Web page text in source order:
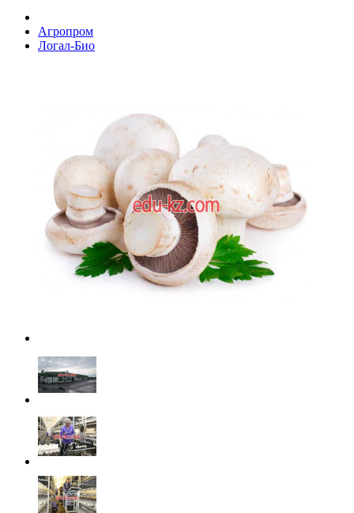
Агропром
Логал-Био